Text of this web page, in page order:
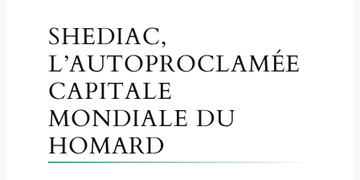
SHEDIAC,
L’AUTOPROCLAMÉE
CAPITALE
MONDIALE DU
HOMARD